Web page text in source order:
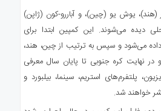
(هند)، یوش یو (چین)، و آباررو-کون (ژاپن)
دیده می‌شوند. این کمپین ابتدا برای
داده می‌شود و سپس به ترتیب از چین، هند،
و در نهایت کره جنوبی تا پایان سال معرفی
پلتفرم‌های استریم، سینما، بیلبورد و
خواهند شد.